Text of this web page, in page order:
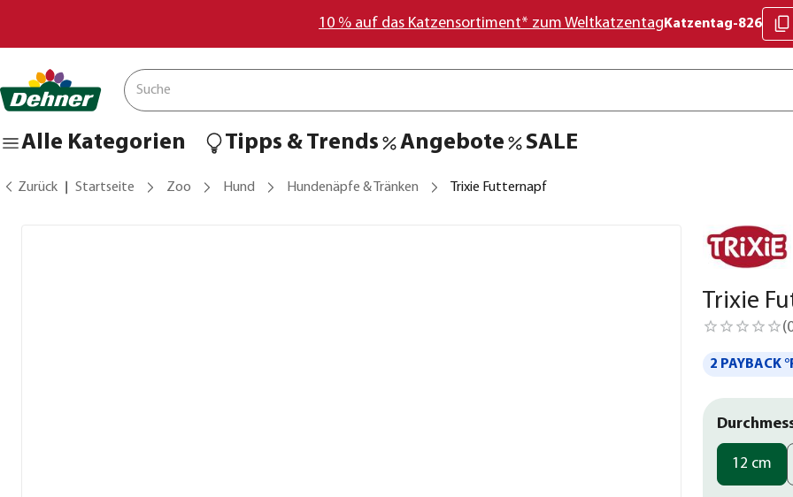
10 % auf das Katzensortiment* zum Weltkatzentag Katzentag-826
Alle Kategorien Tipps & Trends Angebote SALE
Zurück Startseite Zoo Hund Hundenäpfe & Tränken Trixie Futternapf
Trixie
(
2 PAYBACK
12 cm